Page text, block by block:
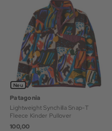
Neu
Patagonia
Lightweight Synchilla Snap-T
Fleece Kinder Pullover
100,00